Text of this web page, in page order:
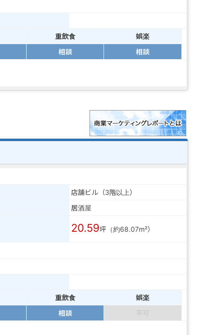
重飲食
娯楽
相談 相談
店舗ビル（3階以上）
居酒屋
20.59坪（約68.07m²）
重飲食
娯楽
相談